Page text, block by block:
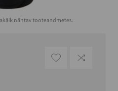
nähtav tooteandmetes.